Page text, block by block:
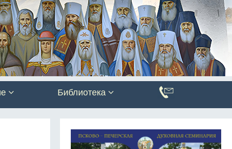
Библиотека